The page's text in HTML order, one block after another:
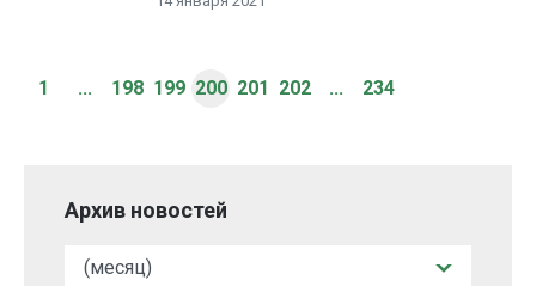
1 ... 198 199 200 201 202 ... 234
Архив новостей